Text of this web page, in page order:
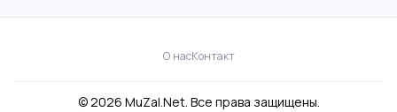
О насКонтакт
© 2026 MuZal.Net. Все права защищены.